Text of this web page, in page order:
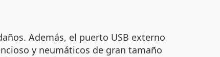
Además, el puerto USB externo
y neumáticos de gran tamaño